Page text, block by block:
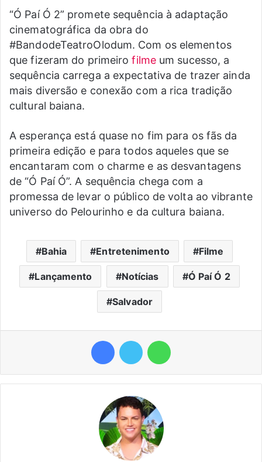
“Ó Paí Ó 2” promete sequência à adaptação
cinematográfica da obra do
#BandodeTeatroOlodum. Com os elementos
que fizeram do primeirofilme um sucesso, a
sequência carrega a expectativa de trazer ainda
mais diversão e conexão com a rica tradição
cultural baiana.
A esperança está quase no fim para os fãs da
primeira edição e para todos aqueles que se
encantaram com o charme e as desvantagens
de “Ó Paí Ó”. A sequência chega com a
promessa de levar o público de volta ao vibrante
universo do Pelourinho e da cultura baiana.
Bahia Entretenimento Filme
Lançamento Notícias Ó Paí Ó 2
Salvador
FacebookTwitter